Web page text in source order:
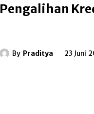
Pengalihan
By Praditya 23 Juni